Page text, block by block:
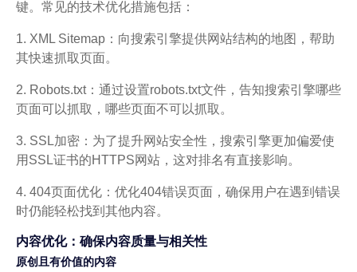
键。常见的技术优化措施包括：
1. XML Sitemap：向搜索引擎提供网站结构的地图，帮助
其快速抓取页面。
2. Robots.txt：通过设置robots.txt文件，告知搜索引擎哪些
页面可以抓取，哪些页面不可以抓取。
3. SSL加密：为了提升网站安全性，搜索引擎更加偏爱使
用SSL证书的HTTPS网站，这对排名有直接影响。
4. 404页面优化：优化404错误页面，确保用户在遇到错误
时仍能轻松找到其他内容。
内容优化：确保内容质量与相关性
原创且有价值的内容